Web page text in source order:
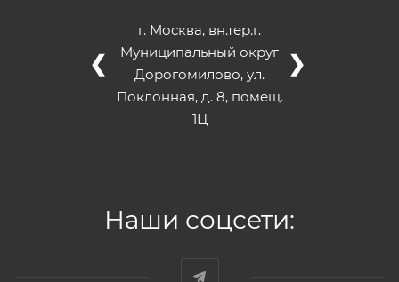
г. Москва, вн.тер.г.
Муниципальный округ
Дорогомилово, ул.
Поклонная, д. 8, помещ.
1Ц
❮ ❯
Наши соцсети: